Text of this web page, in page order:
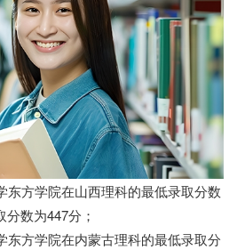
东方学院在山西理科的最低录取分数
数为447分；
东方学院在内蒙古理科的最低录取分